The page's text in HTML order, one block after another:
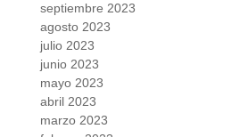
septiembre 2023
agosto 2023
julio 2023
junio 2023
mayo 2023
abril 2023
marzo 2023